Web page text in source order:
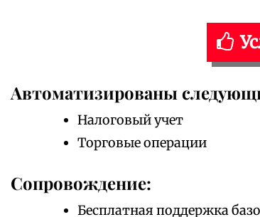
Автоматизированы
Налоговый учет
Торговые операции
Сопровождение:
Бесплатная поддержка